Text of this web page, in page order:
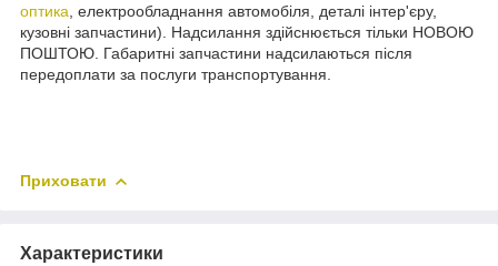
оптика , електрообладнання автомобіля, деталі інтер'єру,
кузовні запчастини). Надсилання здійснюється тільки НОВОЮ
ПОШТОЮ. Габаритні запчастини надсилаються після
передоплати за послуги транспортування.
Приховати
Характеристики